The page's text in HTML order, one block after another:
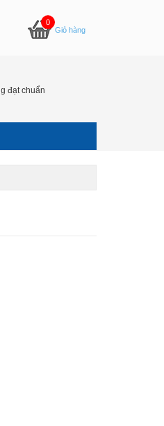
0
Giỏ hàng
đạt chuẩn